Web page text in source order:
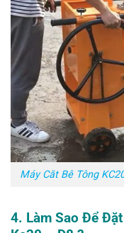
Máy Căt Bê Tông
4. Làm Sao Để